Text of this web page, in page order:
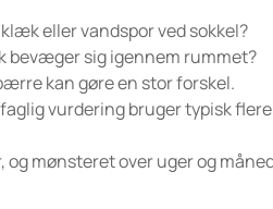
eller vandspor ved sokkel?
bevæger sig igennem rummet?
kan gøre en stor forskel.
vurdering bruger typisk flere
mønsteret over uger og